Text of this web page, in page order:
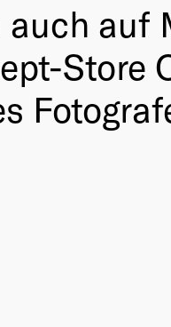
auf
Store